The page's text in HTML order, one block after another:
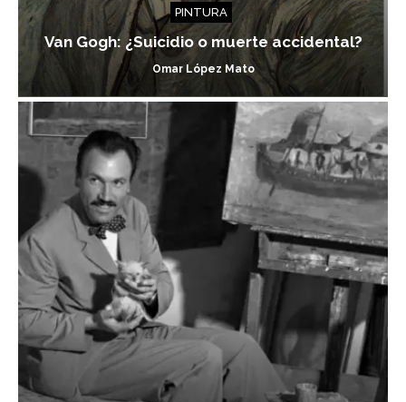
PINTURA
Van Gogh: ¿Suicidio o muerte accidental?
Omar López Mato